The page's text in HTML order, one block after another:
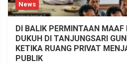
News
DI BALIK PERMINTAAN MAAF
DUKUH DI TANJUNGSARI
KETIKA RUANG PRIVAT
PUBLIK